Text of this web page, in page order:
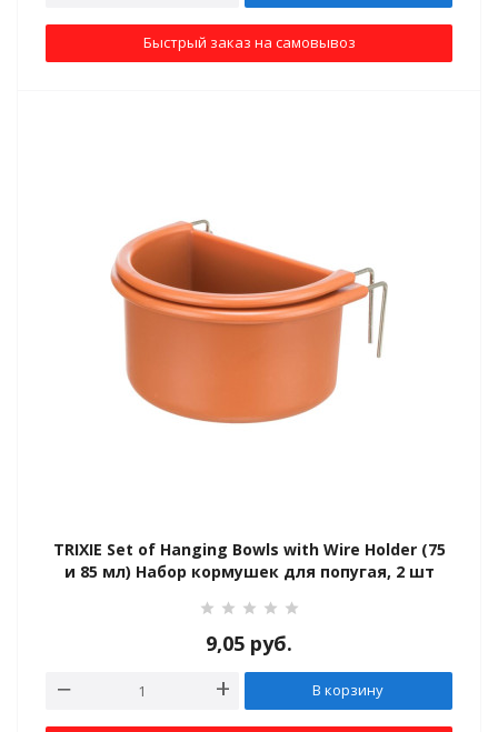
Быстрый заказ на самовывоз
TRIXIE Set of Hanging Bowls with Wire Holder (75
и 85 мл) Набор кормушек для попугая, 2 шт
9,05 руб.
В корзину